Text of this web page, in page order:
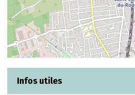
Infos utiles